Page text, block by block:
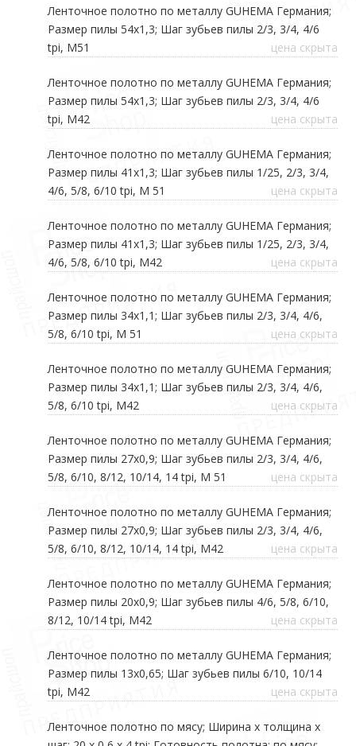
Ленточное полотно по металлу GUHEMA Германия;
Размер пилы 54х1,3; Шаг зубьев пилы 2/3, 3/4, 4/6
tpi, М51
цена скрыта
Ленточное полотно по металлу GUHEMA Германия;
Размер пилы 54х1,3; Шаг зубьев пилы 2/3, 3/4, 4/6
tpi, М42
цена скрыта
Ленточное полотно по металлу GUHEMA Германия;
Размер пилы 41х1,3; Шаг зубьев пилы 1/25, 2/3, 3/4,
4/6, 5/8, 6/10 tpi, М 51
цена скрыта
Ленточное полотно по металлу GUHEMA Германия;
Размер пилы 41х1,3; Шаг зубьев пилы 1/25, 2/3, 3/4,
4/6, 5/8, 6/10 tpi, М42
цена скрыта
Ленточное полотно по металлу GUHEMA Германия;
Размер пилы 34х1,1; Шаг зубьев пилы 2/3, 3/4, 4/6,
5/8, 6/10 tpi, М 51
цена скрыта
Ленточное полотно по металлу GUHEMA Германия;
Размер пилы 34х1,1; Шаг зубьев пилы 2/3, 3/4, 4/6,
5/8, 6/10 tpi, М42
цена скрыта
Ленточное полотно по металлу GUHEMA Германия;
Размер пилы 27х0,9; Шаг зубьев пилы 2/3, 3/4, 4/6,
5/8, 6/10, 8/12, 10/14, 14 tpi, М 51
цена скрыта
Ленточное полотно по металлу GUHEMA Германия;
Размер пилы 27х0,9; Шаг зубьев пилы 2/3, 3/4, 4/6,
5/8, 6/10, 8/12, 10/14, 14 tpi, М42
цена скрыта
Ленточное полотно по металлу GUHEMA Германия;
Размер пилы 20х0,9; Шаг зубьев пилы 4/6, 5/8, 6/10,
8/12, 10/14 tpi, М42
цена скрыта
Ленточное полотно по металлу GUHEMA Германия;
Размер пилы 13х0,65; Шаг зубьев пилы 6/10, 10/14
tpi, М42
цена скрыта
Ленточное полотно по мясу; Ширина х толщина х